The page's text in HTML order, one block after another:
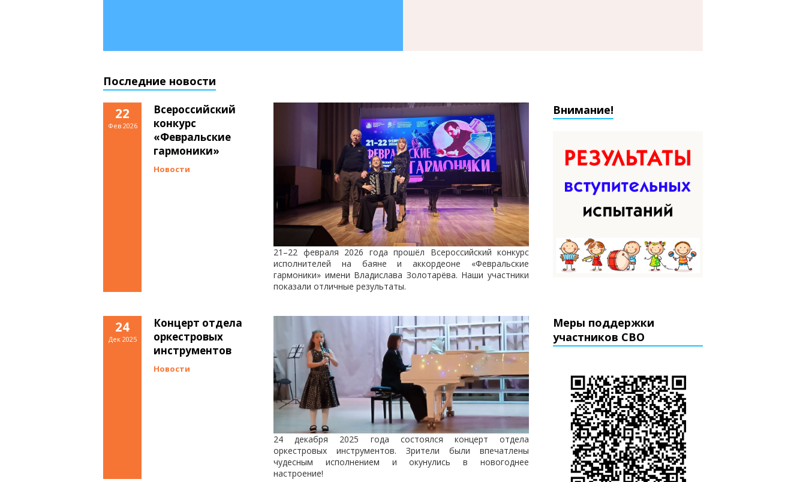
Последние новости
22
Фев 2026
Всероссийский
конкурс
«Февральские
гармоники»
Новости
21–22 февраля 2026 года прошёл Всероссийский конкурс
исполнителей на баяне и аккордеоне «Февральские
гармоники» имени Владислава Золотарёва. Наши участники
показали отличные результаты.
24
Дек 2025
Концерт отдела
оркестровых
инструментов
Новости
24 декабря 2025 года состоялся концерт отдела
оркестровых инструментов. Зрители были впечатлены
чудесным исполнением и окунулись в новогоднее
настроение!
Внимание!
Меры поддержки
участников СВО